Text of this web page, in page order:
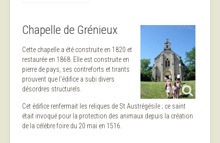
Chapelle de Grénieux
Cette chapelle a été construite en 1820 et
restaurée en 1868. Elle est construite en
pierre de pays, ses contreforts et tirants
prouvent que l'édifice a subi divers
désordres structurels.
Cet édifice renfermait les reliques de St Austrégésile ; ce saint
était invoqué pour la protection des animaux depuis la création
de la célèbre foire du 20 mai en 1516.